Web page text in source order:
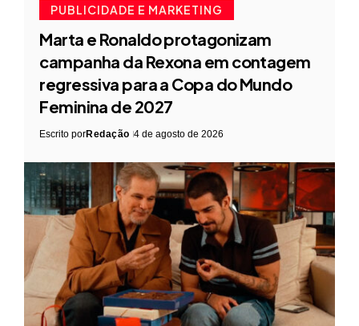
PUBLICIDADE E MARKETING
Marta e Ronaldo protagonizam
campanha da Rexona em contagem
regressiva para a Copa do Mundo
Feminina de 2027
Escrito porRedação 4 de agosto de 2026